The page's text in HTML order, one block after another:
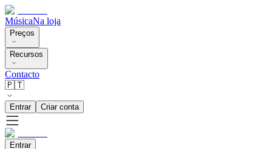
MúsicaNa loja
Preços
Recursos
Contacto
🇵🇹
Entrar Criar conta
Entrar